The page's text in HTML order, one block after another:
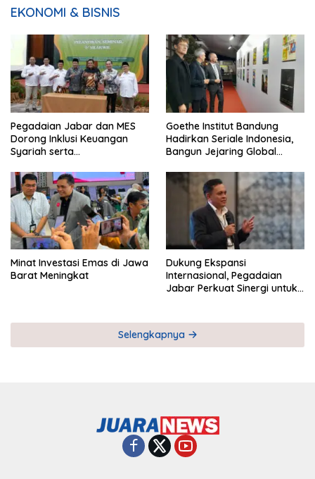
EKONOMI & BISNIS
Pegadaian Jabar dan MES
Dorong Inklusi Keuangan
Syariah serta
Goethe Institut Bandung
Hadirkan Seriale Indonesia,
Bangun Jejaring Global
Minat Investasi Emas di Jawa
Barat Meningkat
Dukung Ekspansi
Internasional, Pegadaian
Jabar Perkuat Sinergi untuk
Selengkapnya